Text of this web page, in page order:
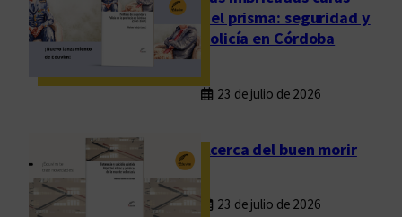
del prisma: seguridad y
policía en Córdoba
23 de julio de 2026
Acerca del buen morir
23 de julio de 2026